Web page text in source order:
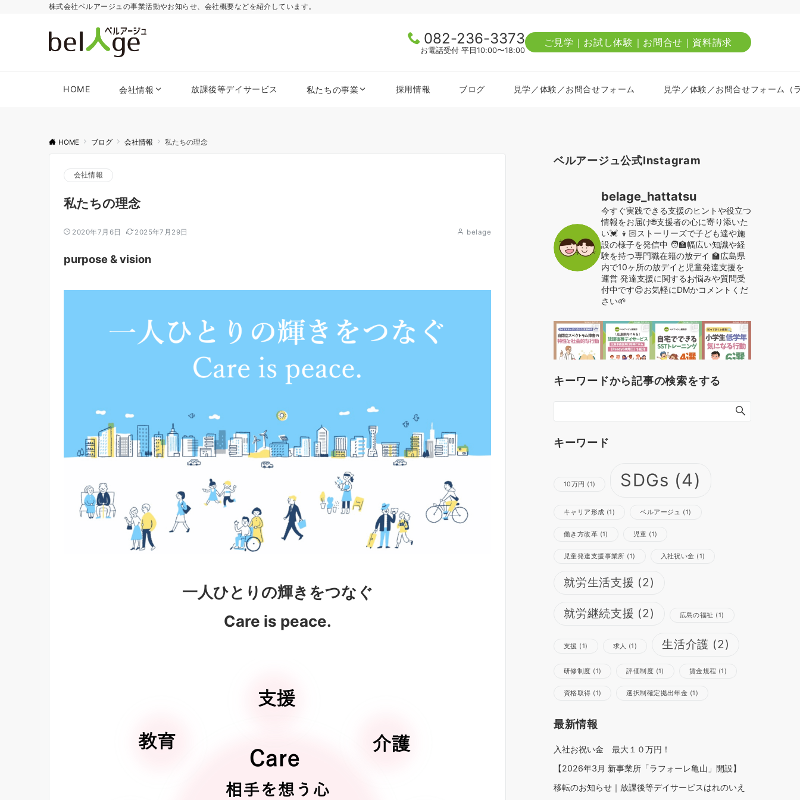
株式会社ベルアージュの事業活動やお知らせ、会社概要などを紹介しています。
082-236-3373
お電話受付 平日10:00〜18:00
ご見学｜お試し体験｜お問合せ｜資料請求
HOME 会社情報 放課後等デイサービス 私たちの事業 採用情報 ブログ 見学／体験／お問合せフォーム 見学／体験／お問合せフォーム（
HOME ブログ 会社情報 私たちの理念
会社情報
私たちの理念
2020年7月6日 2025年7月29日 belage
purpose & vision
一人ひとりの輝きをつなぐ
Care is peace.
ベルアージュ公式Instagram
belage_hattatsu
今すぐ実践できる支援のヒントや役立つ
情報をお届け🌐支援者の心に寄り添いた
い💓 👦🏻ストーリーズで子ども達や施
設の様子を発信中 🧑‍🏫幅広い知識や経
験を持つ専門職在籍の放デイ 🏫広島県
内で10ヶ所の放デイと児童発達支援を
運営 発達支援に関するお悩みや質問受
付中です😊お気軽にDMかコメントくだ
さい🌱
さらに読み込む
キーワードから記事の検索をする
キーワード
10万円 (1) SDGs (4)
キャリア形成 (1) ベルアージュ (1)
働き方改革 (1) 児童 (1)
児童発達支援事業所 (1) 入社祝い金 (1)
就労生活支援 (2)
就労継続支援 (2) 広島の福祉 (1)
支援 (1) 求人 (1) 生活介護 (2)
研修制度 (1) 評価制度 (1) 賃金規程 (1)
資格取得 (1) 選択制確定拠出年金 (1)
最新情報
入社お祝い金 最大１０万円！
【2026年3月 新事業所「ラフォーレ亀山」開設】
移転のお知らせ｜放課後等デイサービスはれのいえ